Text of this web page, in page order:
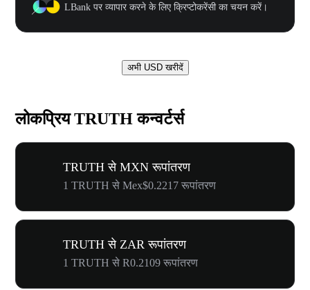
LBank पर व्यापार करने के लिए क्रिप्टोकरेंसी का चयन करें।
अभी USD खरीदें
लोकप्रिय TRUTH कन्वर्टर्स
TRUTH से MXN रूपांतरण
1 TRUTH से Mex$0.2217 रूपांतरण
TRUTH से ZAR रूपांतरण
1 TRUTH से R0.2109 रूपांतरण